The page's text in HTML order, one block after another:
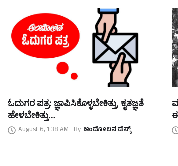
ಓದುಗರ ಪತ್ರ: ಜ್ಞಾಪಿಸಿಕೊಳ್ಳಬೇಕಿತ್ತು, ಕೃತಜ್ಞತೆ
ಹೇಳಬೇಕಿತ್ತು…
August 6, 1:38 AM By ಆಂದೋಲನ ಡೆಸ್ಕ್